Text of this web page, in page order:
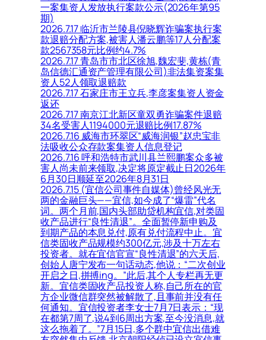
一案集资人发放执行案款公示(2026年第95
期)
2026.7.17 临沂市兰陵县倪晓辉诈骗案执行案
款退赔分配方案,被害人潘云鹏等17人分配案
款2567358元比例约4.7%
2026.7.17 青岛市市北区徐旭,魏宏斐,黄栋(青
岛信德汇通资产管理有限公司)非法集资案集
资人52人领取退赔款
2026.7.17 石家庄市王立兵,李彦案集资人资金
返还
2026.7.17 南京江北新区童双勇诈骗案件退赔
34名受害人1194000元退赔比例17.87%
2026.7.16 威海市环翠区“威海润银”赵忠宝非
法吸收公众存款案集资人信息登记
2026.7.16 呼和浩特市武川县兰熙鹏案众多被
害人尚未前来领取,决定将原定截止日2026年
6月30日顺延至2026年8月31日
2026.7.15 (宜信公司事件自媒体)曾经风光无
两的金融巨头——宜信,如今成了“爆雷”代名
词。两个月前,国内头部助贷机构宜信,对类固
收产品进行“良性清退”。全面暂停新申购及
到期产品的本息兑付,原有兑付流程中止。宜
信类固收产品规模约300亿元,涉及十万左右
投资者。就在宜信官宣“良性清退”的六天后,
创始人唐宁发布一句话动态,他说：“二次创业
开启之日,拼搏ing。”此后,其个人专栏再无更
新。宜信类固收产品投资人称,自己所在的官
方企业微信群突然被解散了,且事前并没有任
何通知。宜信投资者李女士7月7日表示：“现
在都第7周了,说4到6周出方案,至今没消息,就
这么拖着了。”7月15日,多个群中宜信出借难